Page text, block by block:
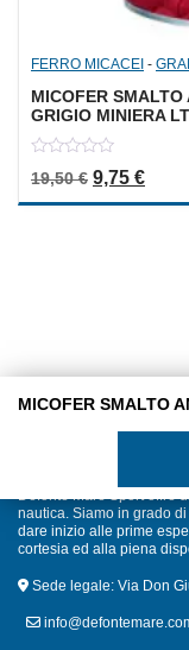
FERRO MICACEI -
MICOFER SMALTO
GRIGIO MINIERA
out
of
19,50€ Il prezzo
9,75 €Il
Defonte Mare Sport offre
nautica. Siamo in grado
dare inizio alle prime
cortesia ed alla piena
Sede legale: Via Don